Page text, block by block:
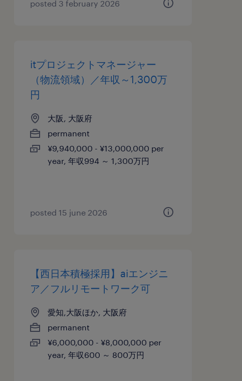
posted 3 february 2026
itプロジェクトマネージャー
（物流領域）／年収～1,300万
円
大阪, 大阪府
permanent
¥9,940,000 - ¥13,000,000 per
year, 年収994 ～ 1,300万円
posted 15 june 2026
【西日本積極採用】aiエンジニ
ア／フルリモートワーク可
愛知,大阪ほか, 大阪府
permanent
¥6,000,000 - ¥8,000,000 per
year, 年収600 ～ 800万円